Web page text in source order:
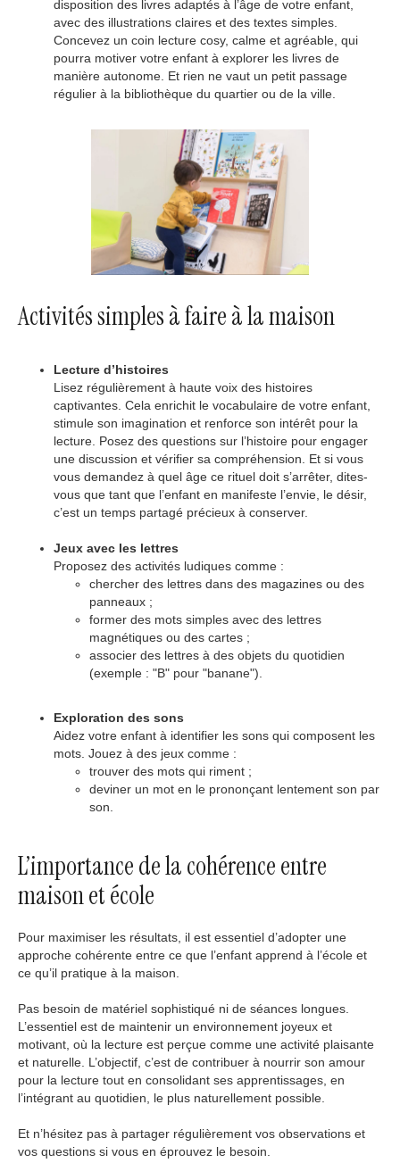
disposition des livres adaptés à l’âge de votre enfant,
avec des illustrations claires et des textes simples.
Concevez un coin lecture cosy, calme et agréable, qui
pourra motiver votre enfant à explorer les livres de
manière autonome. Et rien ne vaut un petit passage
régulier à la bibliothèque du quartier ou de la ville.
Activités simples à faire à la maison
Lecture d’histoires
Lisez régulièrement à haute voix des histoires
captivantes. Cela enrichit le vocabulaire de votre enfant,
stimule son imagination et renforce son intérêt pour la
lecture. Posez des questions sur l’histoire pour engager
une discussion et vérifier sa compréhension. Et si vous
vous demandez à quel âge ce rituel doit s’arrêter, dites-
vous que tant que l’enfant en manifeste l’envie, le désir,
c’est un temps partagé précieux à conserver.
Jeux avec les lettres
Proposez des activités ludiques comme :
chercher des lettres dans des magazines ou des
panneaux ;
former des mots simples avec des lettres
magnétiques ou des cartes ;
associer des lettres à des objets du quotidien
(exemple : "B" pour "banane").
Exploration des sons
Aidez votre enfant à identifier les sons qui composent les
mots. Jouez à des jeux comme :
trouver des mots qui riment ;
deviner un mot en le prononçant lentement son par
son.
L’importance de la cohérence entre
maison et école
Pour maximiser les résultats, il est essentiel d’adopter une
approche cohérente entre ce que l’enfant apprend à l’école et
ce qu’il pratique à la maison.
Pas besoin de matériel sophistiqué ni de séances longues.
L’essentiel est de maintenir un environnement joyeux et
motivant, où la lecture est perçue comme une activité plaisante
et naturelle. L’objectif, c’est de contribuer à nourrir son amour
pour la lecture tout en consolidant ses apprentissages, en
l’intégrant au quotidien, le plus naturellement possible.
Et n’hésitez pas à partager régulièrement vos observations et
vos questions si vous en éprouvez le besoin.